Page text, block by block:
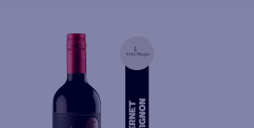
serums corporales dove
gillette venus
dove